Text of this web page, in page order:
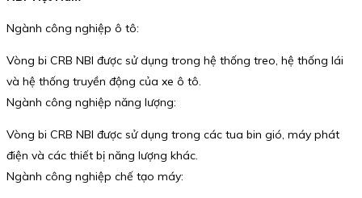
Ngành công nghiệp ô tô:
Vòng bi CRB NBI được sử dụng trong hệ thống treo, hệ thống lái
và hệ thống truyền động của xe ô tô.
Ngành công nghiệp năng lượng:
Vòng bi CRB NBI được sử dụng trong các tua bin gió, máy phát
điện và các thiết bị năng lượng khác.
Ngành công nghiệp chế tạo máy: